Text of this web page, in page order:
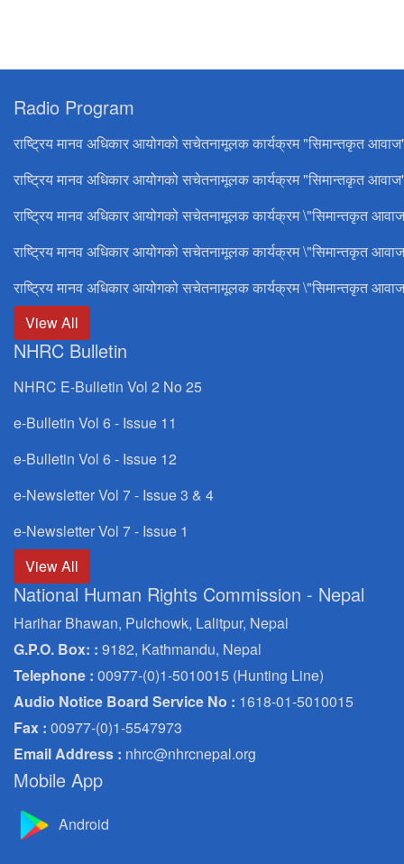
Radio Program
राष्ट्रिय मानव अधिकार आयोगको सचेतनामूलक कार्यक्रम "सिमान्तकृत
राष्ट्रिय मानव अधिकार आयोगको सचेतनामूलक कार्यक्रम "सिमान्तकृत
राष्ट्रिय मानव अधिकार आयोगको सचेतनामूलक कार्यक्रम \"सिमान्तकृत
राष्ट्रिय मानव अधिकार आयोगको सचेतनामूलक कार्यक्रम \"सिमान्तकृत
राष्ट्रिय मानव अधिकार आयोगको सचेतनामूलक कार्यक्रम \"सिमान्तकृत
View All
NHRC Bulletin
NHRC E-Bulletin Vol 2 No 25
e-Bulletin Vol 6 - Issue 11
e-Bulletin Vol 6 - Issue 12
e-Newsletter Vol 7 - Issue 3 & 4
e-Newsletter Vol 7 - Issue 1
View All
National Human Rights Commission - Nepal
Harihar Bhawan, Pulchowk, Lalitpur, Nepal
G.P.O. Box: : 9182, Kathmandu, Nepal
Telephone : 00977-(0)1-5010015 (Hunting Line)
Audio Notice Board Service No : 1618-01-5010015
Fax : 00977-(0)1-5547973
Email Address : nhrc@nhrcnepal.org
Mobile App
Android